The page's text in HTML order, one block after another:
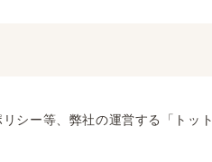
シー等、弊社の運営する「トット